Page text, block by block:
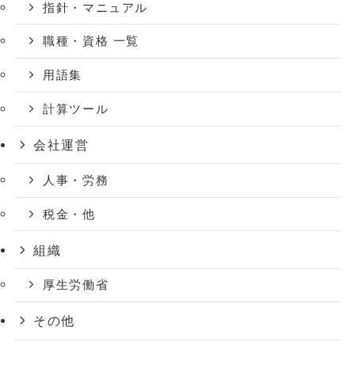
指針・マニュアル
職種・資格 一覧
用語集
計算ツール
会社運営
人事・労務
税金・他
組織
厚生労働省
その他